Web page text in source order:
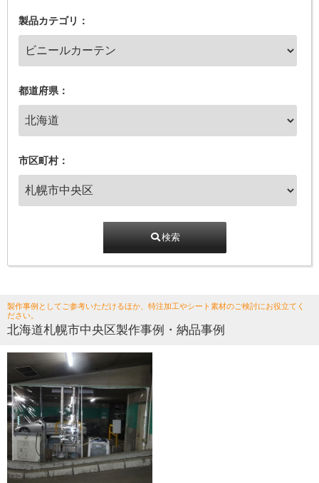
製品カテゴリ：
都道府県：
市区町村：
検索
製作事例としてご参考いただけるほか、特注加工やシート素材のご検討にお役立てく
ださい。
北海道札幌市中央区製作事例・納品事例